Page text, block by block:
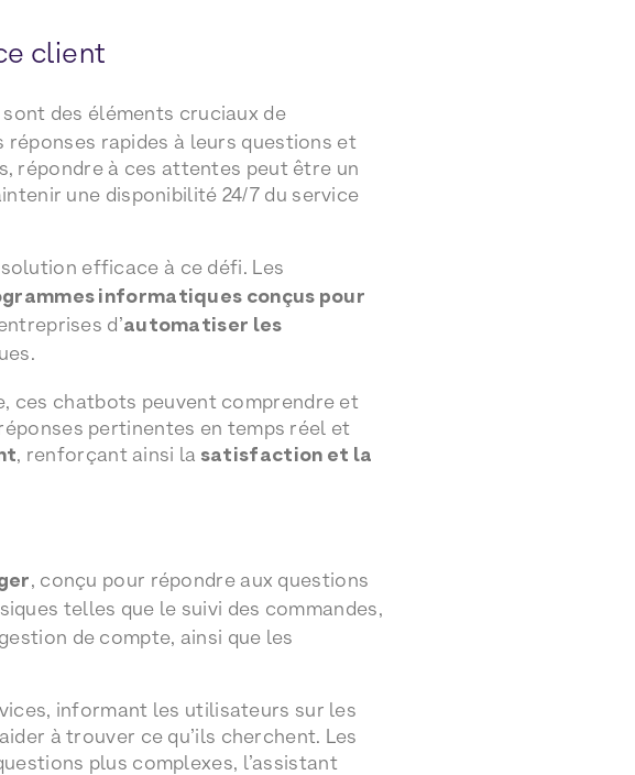
client
sont des éléments cruciaux de
rapides à leurs questions et
répondre à ces attentes peut être un
une disponibilité 24/7 du service
efficace à ce défi. Les
informatiques conçus pour
d’automatiser les
ces chatbots peuvent comprendre et
pertinentes en temps réel et
, renforçant ainsi la satisfaction et la
, conçu pour répondre aux questions
telles que le suivi des commandes,
de compte, ainsi que les
informant les utilisateurs sur les
à trouver ce qu’ils cherchent. Les
plus complexes, l’assistant